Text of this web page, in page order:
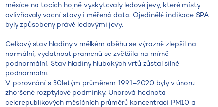
měsíce na tocích hojně vyskytovaly ledové jevy, které místy
ovlivňovaly vodní stavy i měřená data. Ojedinělé indikace SPA
byly způsobeny právě ledovými jevy.
Celkový stav hladiny v mělkém oběhu se výrazně zlepšil na
normální, vydatnost pramenů se zvětšila na mírně
podnormální. Stav hladiny hlubokých vrtů zůstal silně
podnormální.
V porovnání s 30letým průměrem 1991–2020 byly v únoru
zhoršené rozptylové podmínky. Únorová hodnota
celorepublikových měsíčních průměrů koncentrací PM10 a